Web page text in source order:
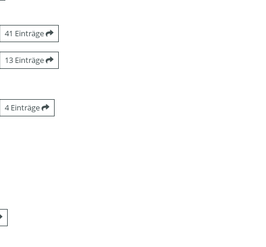
41 Einträge
13 Einträge
4 Einträge